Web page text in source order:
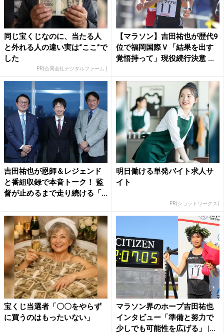
同じ宝くじなのに、当たる人
と外れる人の違い実は“ここ”で
した
PR(合同会社デジタルファーム )
【マラソン】吉田祐也が歴代9
位で福岡国際Ｖ「結果を出す
覚悟持って」現役続行決意 ...
吉田祐也が恩師＆レジェンド
と番組収録で本音トーク！ 監
督が止めるまで走り続ける「...
明日働ける単発バイト求人サ
イト
PR(ショットワークス)
宝くじ当選者「〇〇をやらず
に買うのはもったいない」
マラソン界のホープ吉田祐也
インタビュー「準備と努力で
少しでも可能性を広げる」 |...